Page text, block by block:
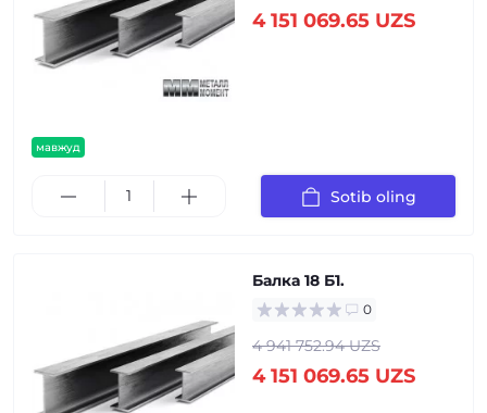
мавжуд
4 151 069.65 UZS
Sotib oling
Балка 18 Б1.
0
4 941 752.94 UZS
4 151 069.65 UZS